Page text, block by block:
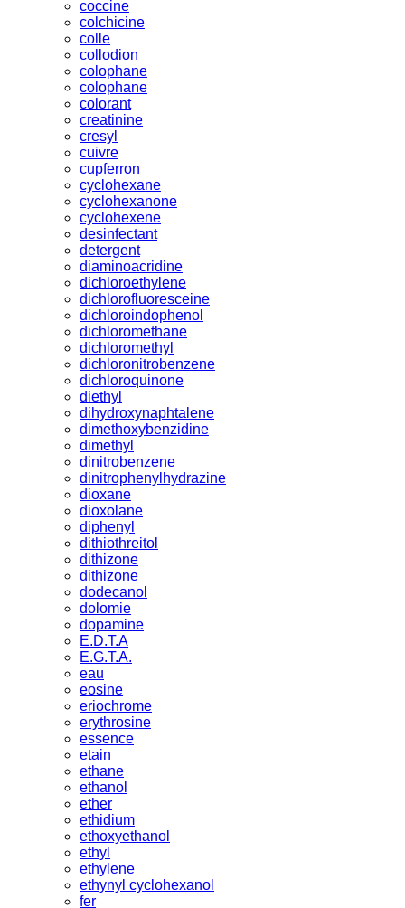
coccine
colchicine
colle
collodion
colophane
colophane
colorant
creatinine
cresyl
cuivre
cupferron
cyclohexane
cyclohexanone
cyclohexene
desinfectant
detergent
diaminoacridine
dichloroethylene
dichlorofluoresceine
dichloroindophenol
dichloromethane
dichloromethyl
dichloronitrobenzene
dichloroquinone
diethyl
dihydroxynaphtalene
dimethoxybenzidine
dimethyl
dinitrobenzene
dinitrophenylhydrazine
dioxane
dioxolane
diphenyl
dithiothreitol
dithizone
dithizone
dodecanol
dolomie
dopamine
E.D.T.A
E.G.T.A.
eau
eosine
eriochrome
erythrosine
essence
etain
ethane
ethanol
ether
ethidium
ethoxyethanol
ethyl
ethylene
ethynyl cyclohexanol
fer